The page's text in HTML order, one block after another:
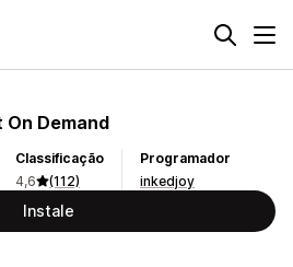
On Demand
Classificação
4,6
(112)
Programador
inkedjoy
Instale